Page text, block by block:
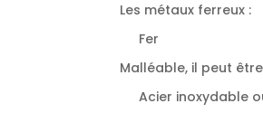
Les métaux ferreux :
Fer
Malléable, il peut
Acier inoxydable